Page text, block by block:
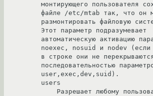
монтирующего пользователя
файле /etc/mtab так, что он
размонтировать файловую
Этот параметр подразумевает
автоматическую активацию
noexec, nosuid и nodev (если
в строке они не
последовательностью
user,exec,dev,suid).
users